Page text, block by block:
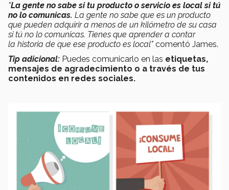
"La gente no sabe si tu producto o servicio es local si tú
no lo comunicas. La gente no sabe que es un producto
que pueden adquirir a menos de un kilómetro de su casa
si tú no lo comunicas. Tienes que aprender a contar
la historia de que ese producto es local" comentó James.
Tip adicional: Puedes comunicarlo en las etiquetas,
mensajes de agradecimiento o a través de tus
contenidos en redes sociales.